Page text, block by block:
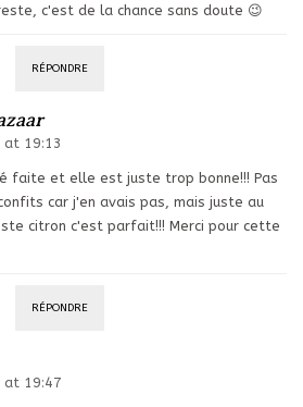
c'est de la chance sans doute 😉
RÉPONDRE
at 19:13
faite et elle est juste trop bonne!!! Pas
car j'en avais pas, mais juste au
citron c'est parfait!!! Merci pour cette
RÉPONDRE
at 19:47